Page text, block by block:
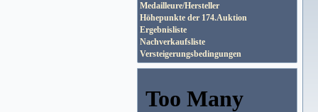
Medailleure/Hersteller
Höhepunkte der 174.Auktion
Ergebnisliste
Nachverkaufsliste
Versteigerungsbedingungen